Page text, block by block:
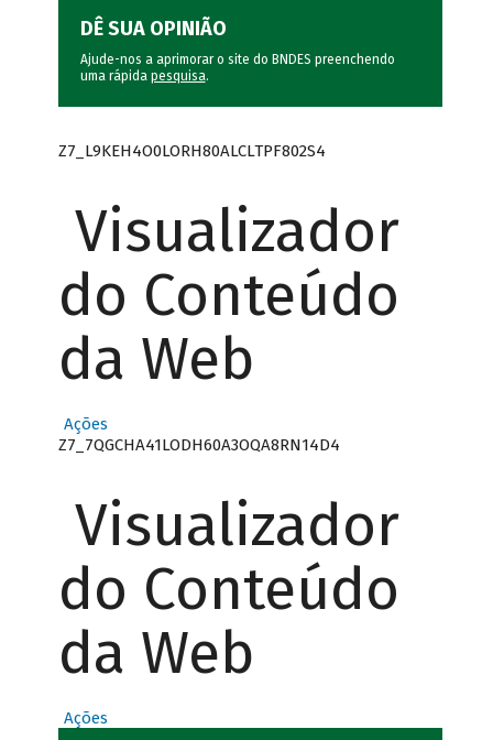
DÊ SUA OPINIÃO
Ajude-nos a aprimorar o site do BNDES preenchendo
uma rápida pesquisa.
Z7_L9KEH4O0LORH80ALCLTPF802S4
Visualizador
do Conteúdo
da Web
Ações
Z7_7QGCHA41LODH60A3OQA8RN14D4
Visualizador
do Conteúdo
da Web
Ações